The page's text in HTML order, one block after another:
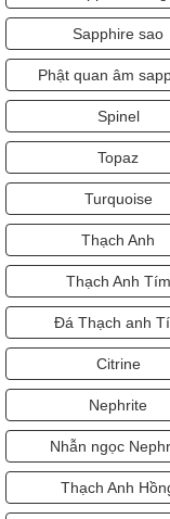
Sapphire sao
Phật quan âm
Spinel
Topaz
Turquoise
Thạch Anh
Thạch Anh Tím
Đá Thạch anh
Citrine
Nephrite
Nhẫn ngọc
Thạch Anh